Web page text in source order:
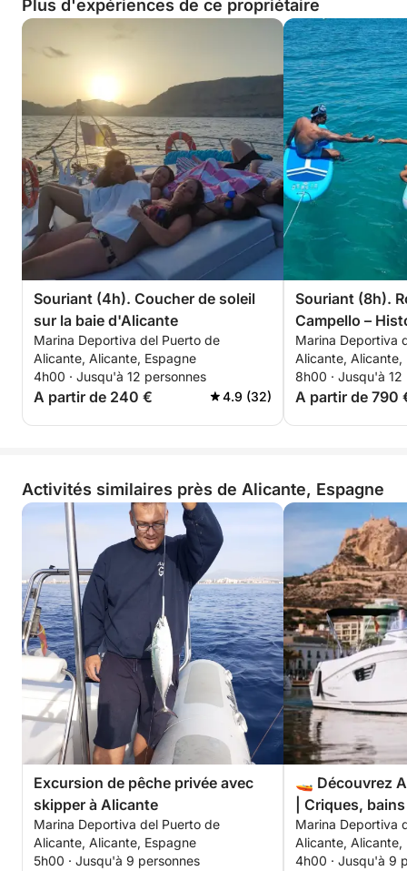
Plus d'expériences de ce propriétaire
Souriant (4h). Coucher de soleil
sur la baie d'Alicante
Marina Deportiva del Puerto de
Alicante, Alicante, Espagne
4h00 · Jusqu'à 12 personnes
A partir de 240 € 4.9 (32)
Souriant (8h).
Campello –
infinies et
Marina Deportiva
Alicante, Alicante,
8h00 · Jusqu'à 12
A partir de 790
Activités similaires près de Alicante, Espagne
Excursion de pêche privée avec
skipper à Alicante
Marina Deportiva del Puerto de
Alicante, Alicante, Espagne
5h00 · Jusqu'à 9 personnes
🚤 Découvrez
| Criques,
Marina Deportiva
Alicante, Alicante,
4h00 · Jusqu'à 9